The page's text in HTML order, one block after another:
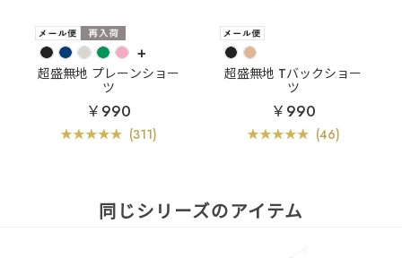
+
超盛無地 プレーンショー
ツ
￥990
(311)
超盛無地 Tバックショー
ツ
￥990
(46)
同じシリーズのアイテム